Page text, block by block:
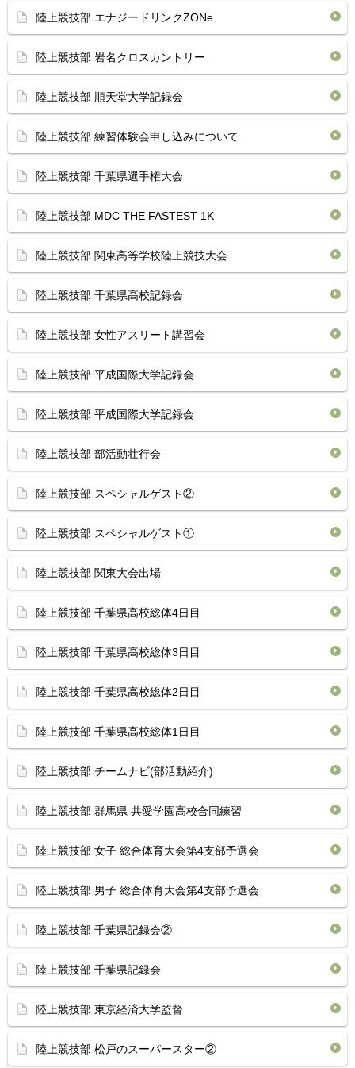
陸上競技部 エナジードリンクZONe
陸上競技部 岩名クロスカントリー
陸上競技部 順天堂大学記録会
陸上競技部 練習体験会申し込みについて
陸上競技部 千葉県選手権大会
陸上競技部 MDC THE FASTEST 1K
陸上競技部 関東高等学校陸上競技大会
陸上競技部 千葉県高校記録会
陸上競技部 女性アスリート講習会
陸上競技部 平成国際大学記録会
陸上競技部 平成国際大学記録会
陸上競技部 部活動壮行会
陸上競技部 スペシャルゲスト②
陸上競技部 スペシャルゲスト①
陸上競技部 関東大会出場
陸上競技部 千葉県高校総体4日目
陸上競技部 千葉県高校総体3日目
陸上競技部 千葉県高校総体2日目
陸上競技部 千葉県高校総体1日目
陸上競技部 チームナビ(部活動紹介)
陸上競技部 群馬県 共愛学園高校合同練習
陸上競技部 女子 総合体育大会第4支部予選会
陸上競技部 男子 総合体育大会第4支部予選会
陸上競技部 千葉県記録会②
陸上競技部 千葉県記録会
陸上競技部 東京経済大学監督
陸上競技部 松戸のスーパースター②